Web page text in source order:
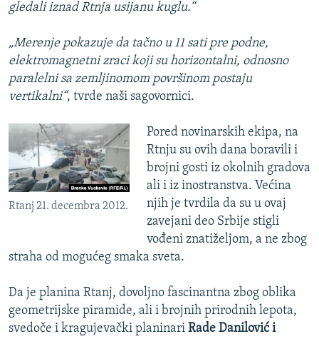
gledali iznad Rtnja usijanu kuglu.“
„Merenje pokazuje da tačno u 11 sati pre podne,
elektromagnetni zraci koji su horizontalni, odnosno
paralelni sa zemljinomom površinom postaju
vertikalni“, tvrde naši sagovornici.
Rtanj 21. decembra 2012.
Pored novinarskih ekipa, na
Rtnju su ovih dana boravili i
brojni gosti iz okolnih gradova
ali i iz inostranstva. Većina
njih je tvrdila da su u ovaj
zavejani deo Srbije stigli
vođeni znatiželjom, a ne zbog
straha od mogućeg smaka sveta.
Da je planina Rtanj, dovoljno fascinantna zbog oblika
geometrijske piramide, ali i brojnih prirodnih lepota,
svedoče i kragujevački planinari Rade Danilović i